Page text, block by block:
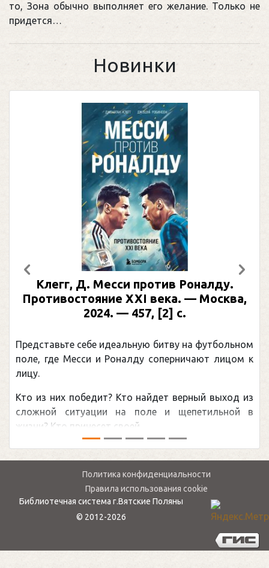
то, Зона обычно выполняет его желание. Только не
придется…
Новинки
Клегг, Д. Месси против Роналду.
Противостояние XXI века. — Москва,
2024. — 457, [2] с.
Представьте себе идеальную битву на футбольном
поле, где Месси и Роналду соперничают лицом к
лицу.
Кто из них победит? Кто найдет верный выход из
сложной ситуации на поле и щепетильной в
жизни? Кто принесет своей ...
Предыдущий
Политика конфиденциальности
Правила использования cookie
Библиотечная система г.Вятские Поляны
© 2012-2026